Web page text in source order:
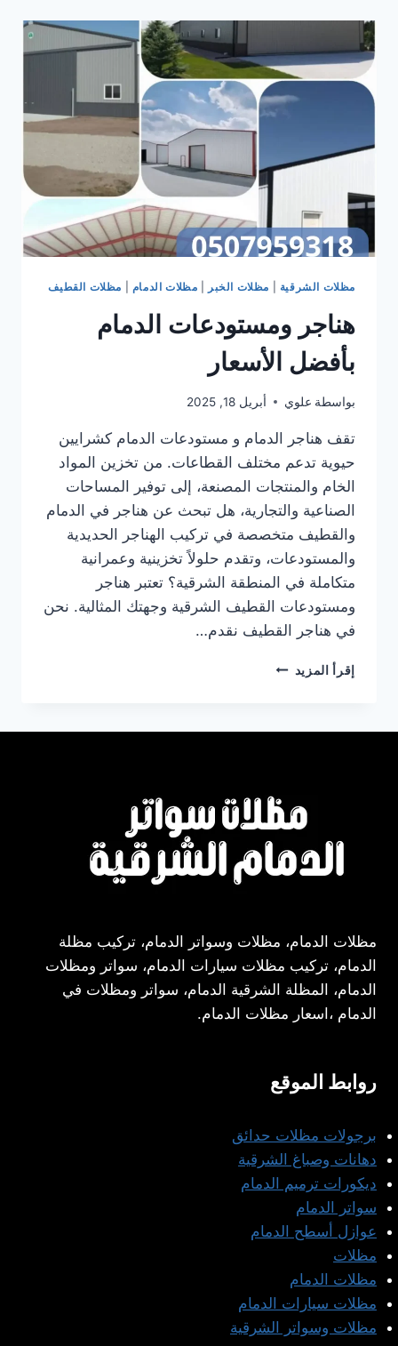
2025
خبراء
المظلات
مظلات الشرقية مظلات الخبر مظلات الدمام مظلات القطيف
هناجر ومستودعات الدمام
بأفضل الأسعار
بواسطة علوي أبريل 18, 2025
تقف هناجر الدمام و مستودعات الدمام كشرايين
حيوية تدعم مختلف القطاعات. من تخزين المواد
الخام والمنتجات المصنعة، إلى توفير المساحات
الصناعية والتجارية، هل تبحث عن هناجر في الدمام
والقطيف متخصصة في تركيب الهناجر الحديدية
والمستودعات، وتقدم حلولاً تخزينية وعمرانية
متكاملة في المنطقة الشرقية؟ تعتبر هناجر
ومستودعات القطيف الشرقية وجهتك المثالية. نحن
في هناجر القطيف نقدم…
إقرأ المزيد هناجر
مظلات الدمام، مظلات وسواتر الدمام، تركيب مظلة
الدمام، تركيب مظلات سيارات الدمام، سواتر ومظلات
الدمام، المظلة الشرقية الدمام، سواتر ومظلات في
الدمام ،اسعار مظلات الدمام.
روابط الموقع
برجولات مظلات حدائق
دهانات وصباغ الشرقية
ديكورات ترميم الدمام
سواتر الدمام
عوازل أسطح الدمام
مظلات
مظلات الدمام
مظلات سيارات الدمام
مظلات وسواتر الشرقية